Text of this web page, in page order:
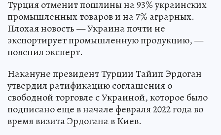
Турция отменит пошлины на 93% украинских
промышленных товаров и на 7% аграрных.
Плохая новость — Украина почти не
экспортирует промышленную продукцию, —
пояснил эксперт.
Накануне президент Турции Тайип Эрдоган
утвердил ратификацию соглашения о
свободной торговле с Украиной, которое было
подписано еще в начале февраля 2022 года во
время визита Эрдогана в Киев.